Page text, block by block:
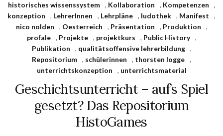
historisches wissenssystem
, Kollaboration , Kompetenzen
,
konzeption
, LehrerInnen , Lehrpläne , ludothek , Manifest
,
nico nolden
, Oesterreich , Präsentation , Produktion
,
profale
, Projekte , projektkurs , Public History
,
Publikation
, qualitätsoffensive lehrerbildung
,
Repositorium , schülerinnen , thorsten logge ,
unterrichtskonzeption
, unterrichtsmaterial
Geschichtsunterricht – auf’s Spiel
gesetzt? Das Repositorium
HistoGames